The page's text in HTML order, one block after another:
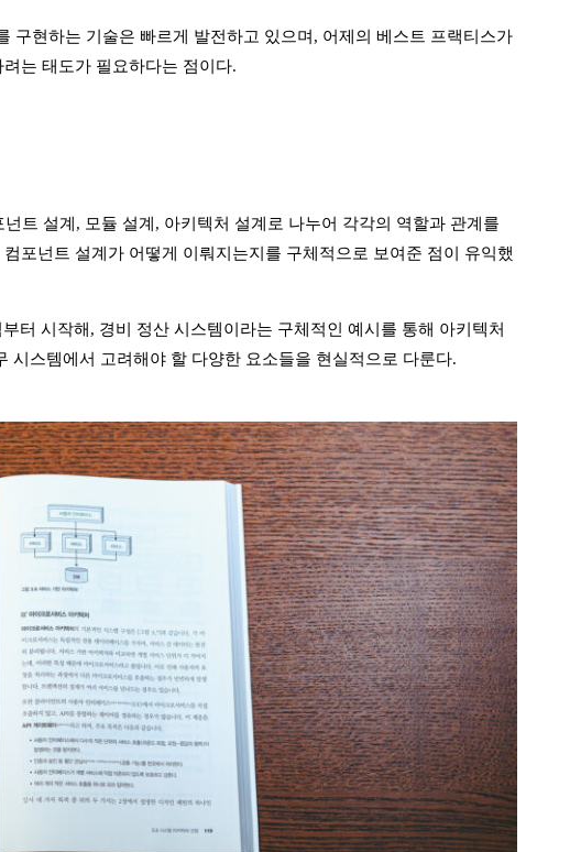
구현하는 기술은 빠르게 발전하고 있으며, 어제의 베스트 프랙티스가
는 태도가 필요하다는 점이다.
트 설계, 모듈 설계, 아키텍처 설계로 나누어 각각의 역할과 관계를
포넌트 설계가 어떻게 이뤄지는지를 구체적으로 보여준 점이 유익했
터 시작해, 경비 정산 시스템이라는 구체적인 예시를 통해 아키텍처
스템에서 고려해야 할 다양한 요소들을 현실적으로 다룬다.